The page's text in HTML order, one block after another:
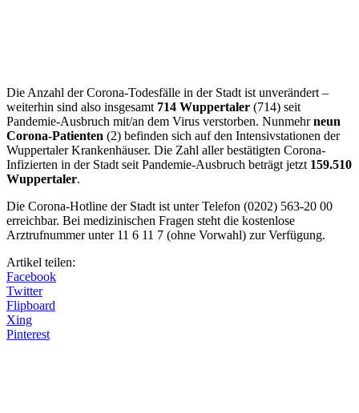
Die Anzahl der Corona-Todesfälle in der Stadt ist unverändert –
weiterhin sind also insgesamt 714 Wuppertaler (714) seit
Pandemie-Ausbruch mit/an dem Virus verstorben. Nunmehrneun
Corona-Patienten (2) befinden sich auf den Intensivstationen der
Wuppertaler Krankenhäuser. Die Zahl aller bestätigten Corona-
Infizierten in der Stadt seit Pandemie-Ausbruch beträgt jetzt 159.510
Wuppertaler.
Die Corona-Hotline der Stadt ist unter Telefon (0202) 563-20 00
erreichbar. Bei medizinischen Fragen steht die kostenlose
Arztrufnummer unter 11 6 11 7 (ohne Vorwahl) zur Verfügung.
Artikel teilen:
Facebook
Twitter
Flipboard
Xing
Pinterest